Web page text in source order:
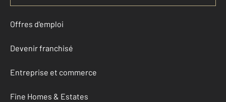
Offres d'emploi
Devenir franchisé
Entreprise et commerce
Fine Homes & Estates